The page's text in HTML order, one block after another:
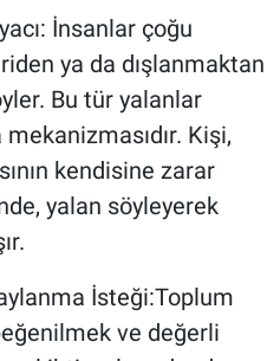
İnsanlar çoğu
ya da dışlanmaktan
Bu tür yalanlar
Kişi,
kendisine zarar
yalan söyleyerek
İsteği:Toplum
ve değerli